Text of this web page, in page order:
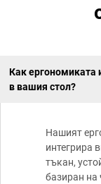
Как ергономиката
в вашия стол?
Нашият
интегрира
тъкан,
базиран